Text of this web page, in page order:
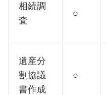
相続調
査
○
遺産分
割協議
書作成
○